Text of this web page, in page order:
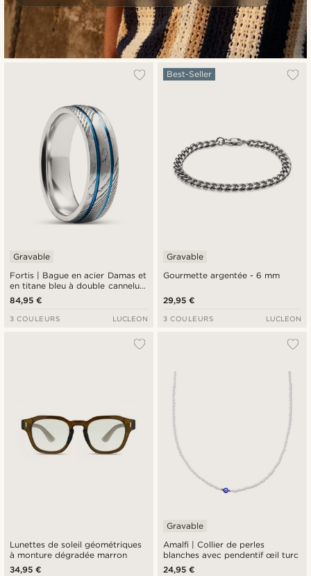
Fortis | Bague en acier Damas et
en titane bleu à double cannelure
- 7 mm
Gravable
84,95 €
3 COULEURS LUCLEON
Gourmette argentée - 6 mm
Best-Seller
Gravable
29,95 €
3 COULEURS LUCLEON
Lunettes de soleil géométriques
à monture dégradée marron
34,95 €
Amalfi | Collier de perles
blanches avec pendentif œil turc
Gravable
24,95 €